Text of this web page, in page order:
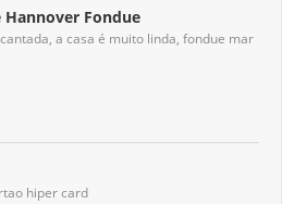
Hannover Fondue
a casa é muito linda, fondue mar
hiper card